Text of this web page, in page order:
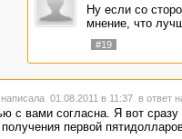
Ну если со
мнение, что
#19
написала 01.08.2011 в 11:37 в ответ
с вами согласна. Я вот
первой